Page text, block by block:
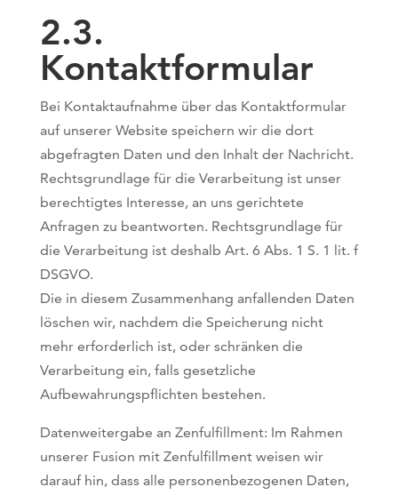
2.3.
Kontaktformular
Bei Kontaktaufnahme über das Kontaktformular
auf unserer Website speichern wir die dort
abgefragten Daten und den Inhalt der Nachricht.
Rechtsgrundlage für die Verarbeitung ist unser
berechtigtes Interesse, an uns gerichtete
Anfragen zu beantworten. Rechtsgrundlage für
die Verarbeitung ist deshalb Art. 6 Abs. 1 S. 1 lit. f
DSGVO.
Die in diesem Zusammenhang anfallenden Daten
löschen wir, nachdem die Speicherung nicht
mehr erforderlich ist, oder schränken die
Verarbeitung ein, falls gesetzliche
Aufbewahrungspflichten bestehen.
Datenweitergabe an Zenfulfillment: Im Rahmen
unserer Fusion mit Zenfulfillment weisen wir
darauf hin, dass alle personenbezogenen Daten,